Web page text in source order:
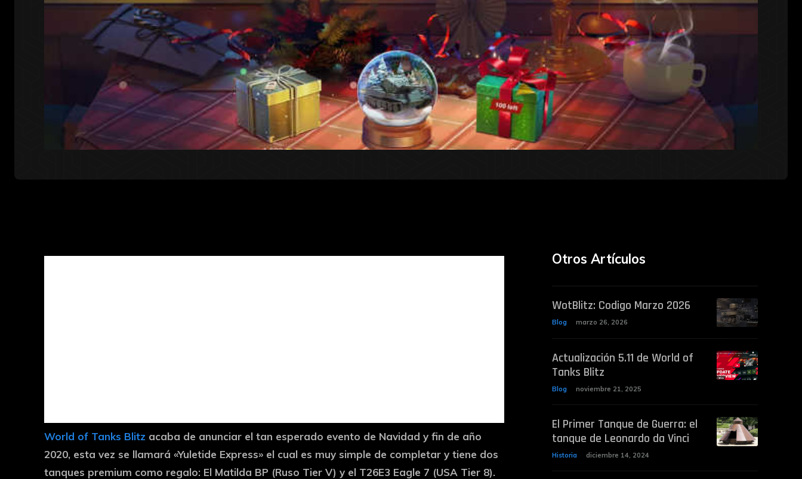
World of Tanks Blitz acaba de anunciar el tan esperado evento de Navidad y fin de año
2020, esta vez se llamará «Yuletide Express» el cual es muy simple de completar y tiene dos
tanques premium como regalo: El Matilda BP (Ruso Tier V) y el T26E3 Eagle 7 (USA Tier 8).
Otros Artículos
WotBlitz: Codigo Marzo 2026
Blog marzo 26, 2026
Actualización 5.11 de World of
Tanks Blitz
Blog noviembre 21, 2025
El Primer Tanque de Guerra: el
tanque de Leonardo da Vinci
Historia diciembre 14, 2024